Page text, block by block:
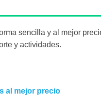
sencilla y al mejor
y actividades.
al mejor precio